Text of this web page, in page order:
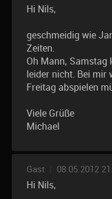
Hi Nils,
geschmeidig wie
Zeiten.
Oh Mann, Samstag
leider nicht. Bei mir
Freitag abspielen
Viele Grüße
Michael
Gast 08.05.2012
Hi Nils,